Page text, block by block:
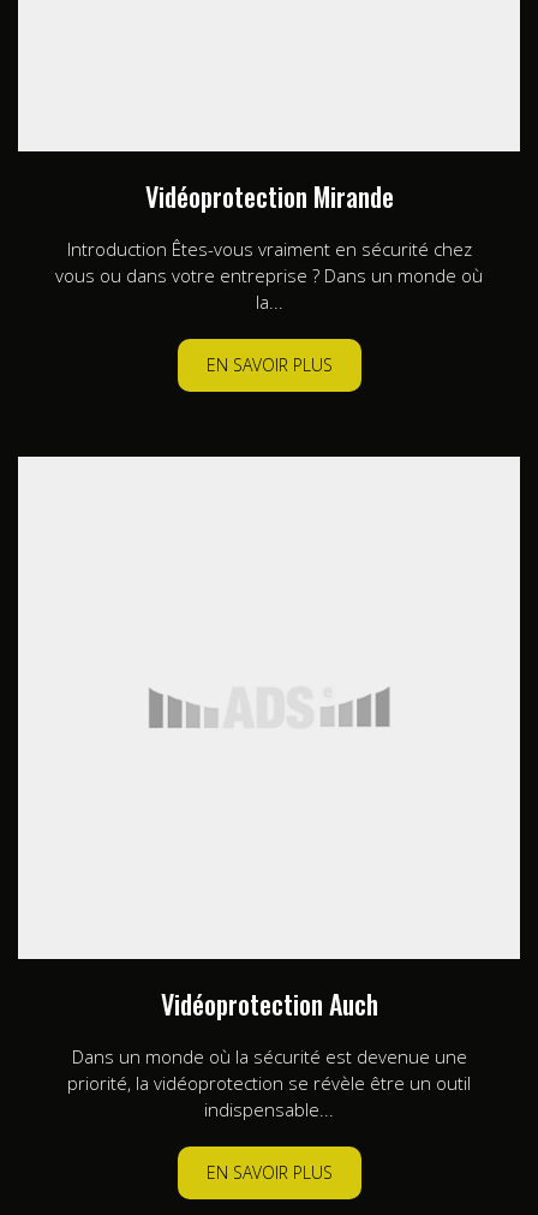
Vidéoprotection Mirande
Introduction Êtes-vous vraiment en sécurité chez
vous ou dans votre entreprise ? Dans un monde où
la...
EN SAVOIR PLUS
Vidéoprotection Auch
Dans un monde où la sécurité est devenue une
priorité, la vidéoprotection se révèle être un outil
indispensable...
EN SAVOIR PLUS